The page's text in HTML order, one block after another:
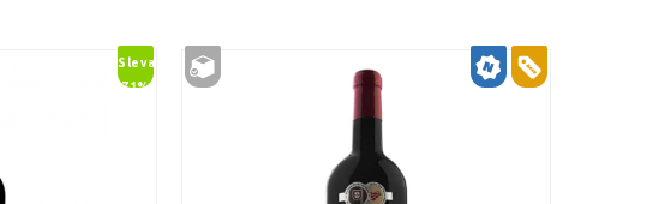
Sleva
71%